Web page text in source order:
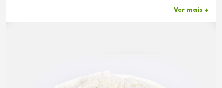
Ver mais